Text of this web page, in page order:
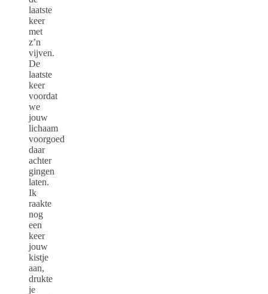
laatste
keer
met
z’n
vijven.
De
laatste
keer
voordat
we
jouw
lichaam
voorgoed
daar
achter
gingen
laten.
Ik
raakte
nog
een
keer
jouw
kistje
aan,
drukte
je